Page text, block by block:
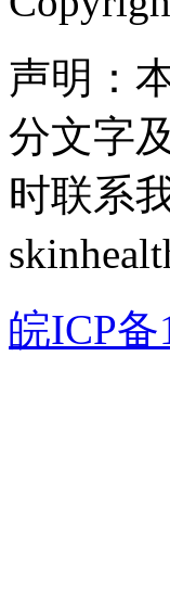
声明：
分文字
时联系
皖ICP备